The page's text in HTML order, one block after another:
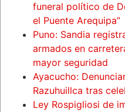
funeral político de
el Puente Arequipa”
Puno: Sandia
armados en
mayor seguridad
Ayacucho:
Razuhuillca tras
Ley Rospigliosi de